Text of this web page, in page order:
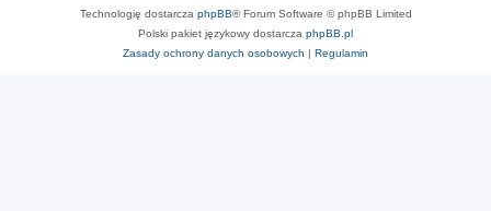
Technologię dostarcza phpBB® Forum Software © phpBB Limited
Polski pakiet językowy dostarcza phpBB.pl
Zasady ochrony danych osobowych | Regulamin